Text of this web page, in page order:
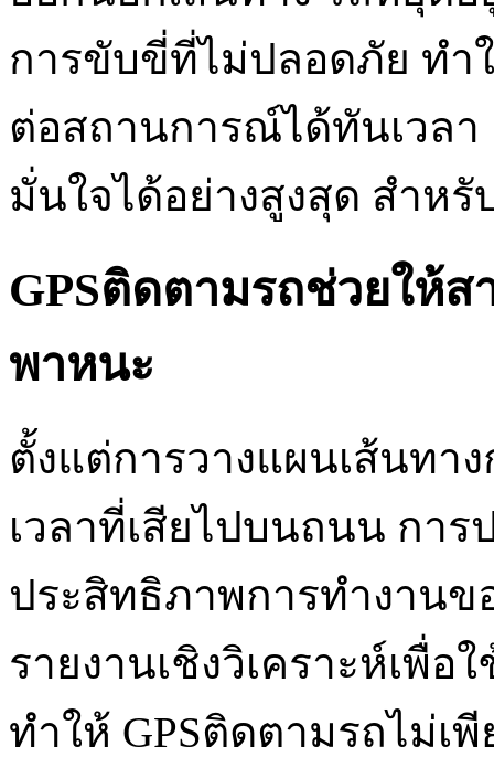
การขับขี่ที่ไม่ปลอดภัย ทำ
ต่อสถานการณ์ได้ทันเวลา
มั่นใจได้อย่างสูงสุด สำห
GPSติดตามรถช่วยให้
พาหนะ
ตั้งแต่การวางแผนเส้นทา
เวลาที่เสียไปบนถนน การ
ประสิทธิภาพการทำงานข
รายงานเชิงวิเคราะห์เพื่
ทำให้ GPSติดตามรถไม่